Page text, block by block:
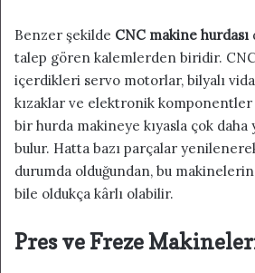
Benzer şekilde CNC makine hurdası
talep gören kalemlerden biridir.
içerdikleri servo motorlar, bilyalı
kızaklar ve elektronik komponentler
bir hurda makineye kıyasla çok daha
bulur. Hatta bazı parçalar
durumda olduğundan, bu makinelerin
bile oldukça kârlı olabilir.
Pres ve Freze